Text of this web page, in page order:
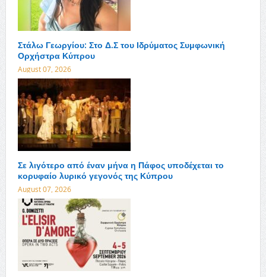
Στάλω Γεωργίου: Στο Δ.Σ του Ιδρύματος Συμφωνική
Ορχήστρα Κύπρου
August 07, 2026
Σε λιγότερο από έναν μήνα η Πάφος υποδέχεται το
κορυφαίο λυρικό γεγονός της Κύπρου
August 07, 2026